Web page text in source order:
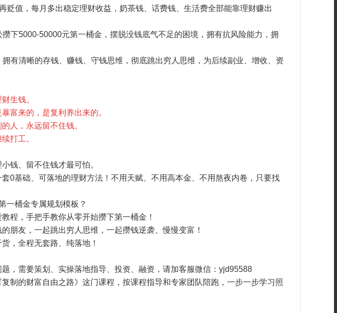
贬值，每月多出稳定理财收益，奶茶钱、话费钱、生活费全部能靠理财赚出
下5000-50000元第一桶金，摆脱没钱底气不足的困境，拥有抗风险能力，拥
有清晰的存钱、赚钱、守钱思维，彻底跳出穷人思维，为后续副业、增收、资
生钱。
富来的，是复利养出来的。
人，永远留不住钱。
打工。
钱、留不住钱才最可怕。
0基础、可落地的理财方法！不用天赋、不用高本金、不用熬夜内卷，只要找
一桶金专属规划模板？
程，手把手教你从零开始攒下第一桶金！
朋友，一起跳出穷人思维，一起攒钱逆袭、慢慢变富！
，全程无套路、纯落地！
，需要策划、实操落地指导、投资、融资，请加客服微信：yjd95588
复制的财富自由之路》这门课程，按课程指导和专家团队陪跑，一步一步学习照